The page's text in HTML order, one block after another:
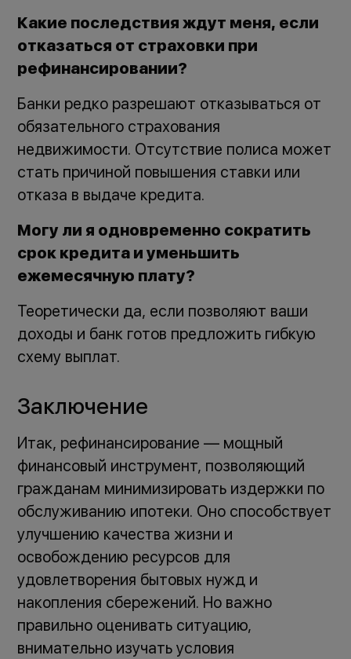
Какие последствия ждут меня, если
отказаться от страховки при
рефинансировании?
Банки редко разрешают отказываться от
обязательного страхования
недвижимости. Отсутствие полиса может
стать причиной повышения ставки или
отказа в выдаче кредита.
Могу ли я одновременно сократить
срок кредита и уменьшить
ежемесячную плату?
Теоретически да, если позволяют ваши
доходы и банк готов предложить гибкую
схему выплат.
Заключение
Итак, рефинансирование — мощный
финансовый инструмент, позволяющий
гражданам минимизировать издержки по
обслуживанию ипотеки. Оно способствует
улучшению качества жизни и
освобождению ресурсов для
удовлетворения бытовых нужд и
накопления сбережений. Но важно
правильно оценивать ситуацию,
внимательно изучать условия